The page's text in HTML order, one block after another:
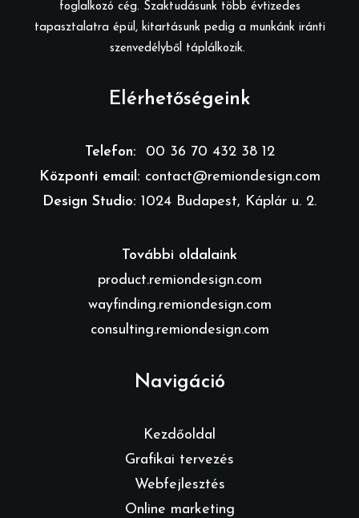
foglalkozó cég. Szaktudásunk több évtizedes
tapasztalatra épül, kitartásunk pedig a munkánk iránti
szenvedélyből táplálkozik.
Elérhetőségeink
Telefon:
00 36 70 432 38 12
Központi email: contact@remiondesign.com
Design Studio: 1024 Budapest, Káplár u. 2.
További oldalaink
product.remiondesign.com
wayfinding.remiondesign.com
consulting.remiondesign.com
Navigáció
Kezdőoldal
Grafikai tervezés
Webfejlesztés
Online marketing